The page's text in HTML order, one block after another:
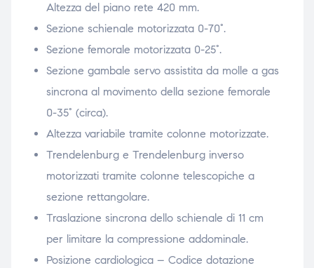
Altezza del piano rete 420 mm.
Sezione schienale motorizzata 0-70°.
Sezione femorale motorizzata 0-25°.
Sezione gambale servo assistita da molle a gas
sincrona al movimento della sezione femorale
0-35° (circa).
Altezza variabile tramite colonne motorizzate.
Trendelenburg e Trendelenburg inverso
motorizzati tramite colonne telescopiche a
sezione rettangolare.
Traslazione sincrona dello schienale di 11 cm
per limitare la compressione addominale.
Posizione cardiologica – Codice dotazione